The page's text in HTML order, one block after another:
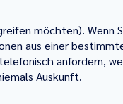
möchten).
aus einer
anfordern,
Auskunft.